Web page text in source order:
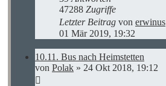
47288 Zugriffe
Letzter Beitrag von erwinus
01 Mär 2019, 19:32
10.11. Bus nach Heimstetten
von Polak » 24 Okt 2018, 19:12